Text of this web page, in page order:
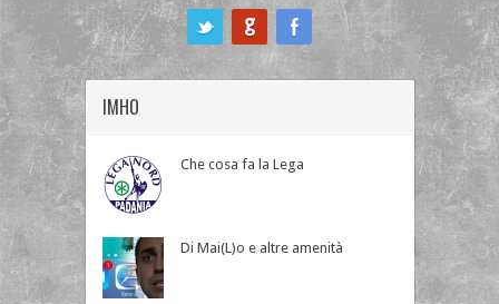
IMHO
Che cosa fa la Lega
Di Mai(L)o e altre amenità